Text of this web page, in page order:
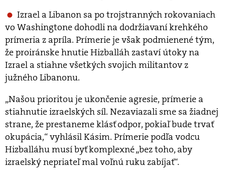
Izrael a Libanon sa po trojstranných rokovaniach
vo Washingtone dohodli na dodržiavaní krehkého
prímeria z apríla. Prímerie je však podmienené tým,
že proiránske hnutie Hizballáh zastaví útoky na
Izrael a stiahne všetkých svojich militantov z
južného Libanonu.
„Našou prioritou je ukončenie agresie, prímerie a
stiahnutie izraelských síl. Nezaviazali sme sa žiadnej
strane, že prestaneme klásť odpor, pokiaľ bude trvať
okupácia,“ vyhlásil Kásim. Prímerie podľa vodcu
Hizballáhu musí byť komplexné „bez toho, aby
izraelský nepriateľ mal voľnú ruku zabíjať“.